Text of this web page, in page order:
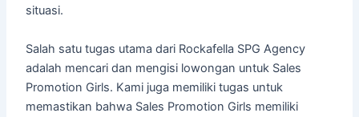
situasi.
Salah satu tugas utama dari Rockafella SPG Agency
adalah mencari dan mengisi lowongan untuk Sales
Promotion Girls. Kami juga memiliki tugas untuk
memastikan bahwa Sales Promotion Girls memiliki